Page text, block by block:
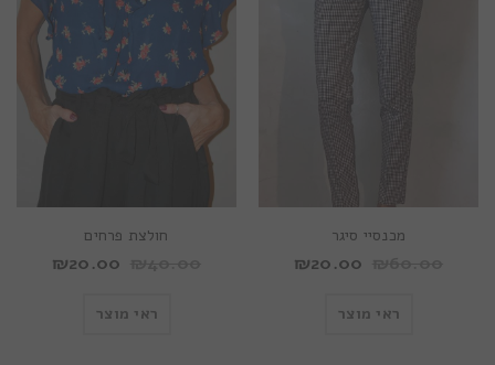
מכנסיי סיגר
₪20.00
ראי מוצר
חולצת פרחים
₪20.00
ראי מוצר